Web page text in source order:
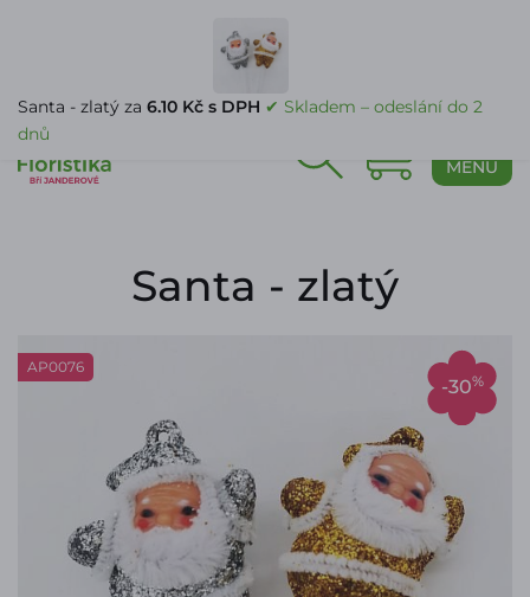
MENU
Santa - zlatý
-30%
AP0076
Santa - zlatý za 6.10 Kč s DPH ✔ Skladem – odeslání do 2
dnů